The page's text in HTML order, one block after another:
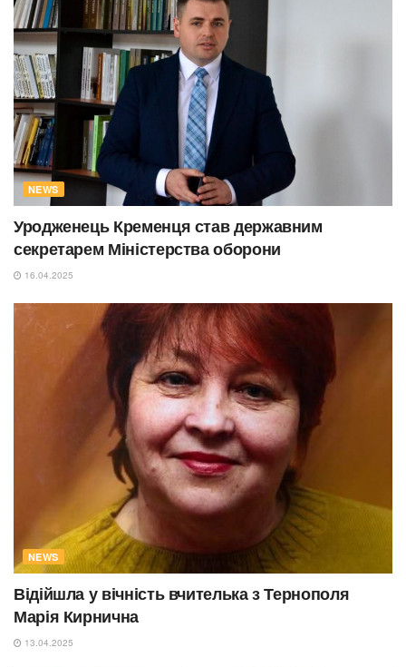
NEWS
Уродженець Кременця став державним
секретарем Міністерства оборони
16.04.2025
NEWS
Відійшла у вічність вчителька з Тернополя
Марія Кирнична
13.04.2025